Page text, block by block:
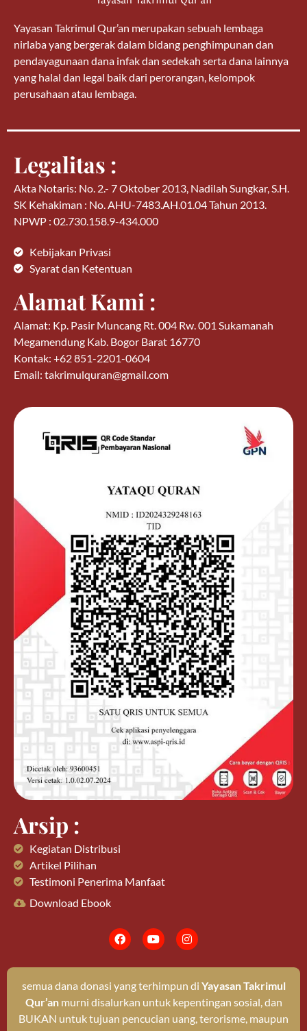
Yayasan Takrimul Qur’an merupakan sebuah lembaga
nirlaba yang bergerak dalam bidang penghimpunan dan
pendayagunaan dana infak dan sedekah serta dana lainnya
yang halal dan legal baik dari perorangan, kelompok
perusahaan atau lembaga.
Legalitas :
Akta Notaris: No. 2.- 7 Oktober 2013, Nadilah Sungkar, S.H.
SK Kehakiman : No. AHU-7483.AH.01.04 Tahun 2013.
NPWP : 02.730.158.9-434.000
Kebijakan Privasi
Syarat dan Ketentuan
Alamat Kami :
Alamat: Kp. Pasir Muncang Rt. 004 Rw. 001 Sukamanah
Megamendung Kab. Bogor Barat 16770
Kontak: +62 851-2201-0604
Email: takrimulquran@gmail.com
Arsip :
Kegiatan Distribusi
Artikel Pilihan
Testimoni Penerima Manfaat
Download Ebook
semua dana donasi yang terhimpun di Yayasan Takrimul
Qur’anmurni disalurkan untuk kepentingan sosial, dan
BUKAN untuk tujuan pencucian uang, terorisme, maupun